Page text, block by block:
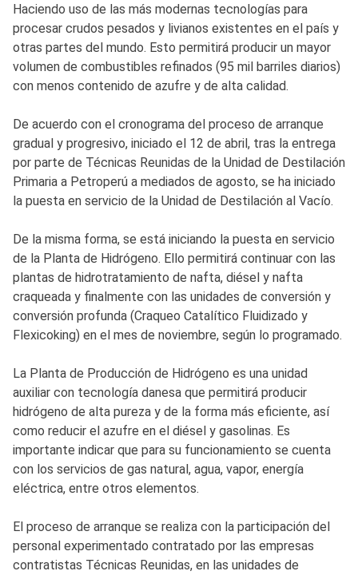
Haciendo uso de las más modernas tecnologías para
procesar crudos pesados y livianos existentes en el país y
otras partes del mundo. Esto permitirá producir un mayor
volumen de combustibles refinados (95 mil barriles diarios)
con menos contenido de azufre y de alta calidad.
De acuerdo con el cronograma del proceso de arranque
gradual y progresivo, iniciado el 12 de abril, tras la entrega
por parte de Técnicas Reunidas de la Unidad de Destilación
Primaria a Petroperú a mediados de agosto, se ha iniciado
la puesta en servicio de la Unidad de Destilación al Vacío.
De la misma forma, se está iniciando la puesta en servicio
de la Planta de Hidrógeno. Ello permitirá continuar con las
plantas de hidrotratamiento de nafta, diésel y nafta
craqueada y finalmente con las unidades de conversión y
conversión profunda (Craqueo Catalítico Fluidizado y
Flexicoking) en el mes de noviembre, según lo programado.
La Planta de Producción de Hidrógeno es una unidad
auxiliar con tecnología danesa que permitirá producir
hidrógeno de alta pureza y de la forma más eficiente, así
como reducir el azufre en el diésel y gasolinas. Es
importante indicar que para su funcionamiento se cuenta
con los servicios de gas natural, agua, vapor, energía
eléctrica, entre otros elementos.
El proceso de arranque se realiza con la participación del
personal experimentado contratado por las empresas
contratistas Técnicas Reunidas, en las unidades de